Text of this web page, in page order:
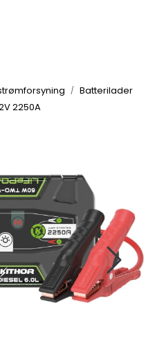
Batterilader
2250A